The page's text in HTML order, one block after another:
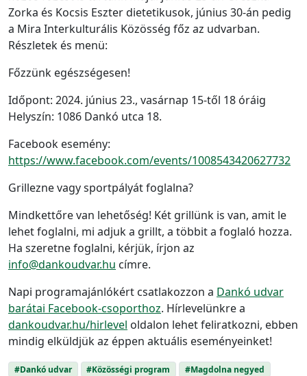
Zorka és Kocsis Eszter dietetikusok, június 30-án pedig
a Mira Interkulturális Közösség főz az udvarban.
Részletek és menü:
Főzzünk egészségesen!
Időpont: 2024. június 23., vasárnap 15-től 18 óráig
Helyszín: 1086 Dankó utca 18.
Facebook esemény:
https://www.facebook.com/events/1008543420627732
Grillezne vagy sportpályát foglalna?
Mindkettőre van lehetőség! Két grillünk is van, amit le
lehet foglalni, mi adjuk a grillt, a többit a foglaló hozza.
Ha szeretne foglalni, kérjük, írjon az
info@dankoudvar.hu címre.
Napi programajánlókért csatlakozzon a Dankó udvar
barátai Facebook-csoporthoz. Hírlevelünkre a
dankoudvar.hu/hirlevel oldalon lehet feliratkozni, ebben
mindig elküldjük az éppen aktuális eseményeinket!
#Dankó udvar #Közösségi program
#Magdolna negyed